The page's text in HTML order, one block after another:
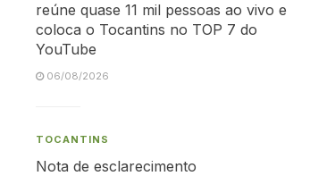
reúne quase 11 mil pessoas ao vivo e
coloca o Tocantins no TOP 7 do
YouTube
06/08/2026
TOCANTINS
Nota de esclarecimento